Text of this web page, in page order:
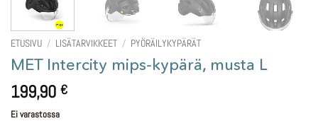
ETUSIVU / LISÄTARVIKKEET / PYÖRÄILYKYPÄRÄT
MET Intercity mips-kypärä, musta L
199,90 €
Ei varastossa